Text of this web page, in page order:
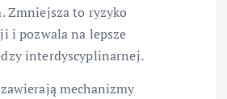
Zmniejsza to ryzyko
i pozwala na lepsze
interdyscyplinarnej.
mechanizmy